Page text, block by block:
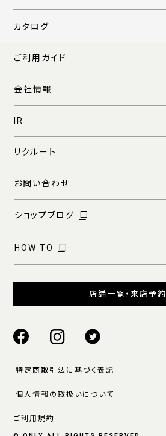
カタログ
ご利用ガイド
会社情報
IR
リクルート
お問い合わせ
ショップブログ
HOW TO
店舗一覧・来店予約
特定商取引法に基づく表記
個人情報の取扱いについて
ご利用規約